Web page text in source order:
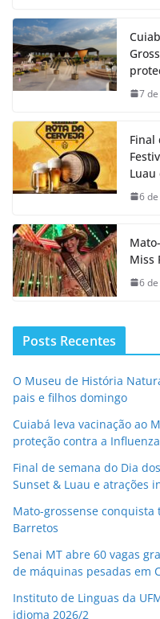
7
Final
Luau
6
Miss
6
Posts Recentes
O Museu de História
pais e filhos domingo
Cuiabá leva vacinação ao
proteção contra a Influenza
Final de semana do Dia
Sunset & Luau e atrações
Mato-grossense
Barretos
Senai MT abre 60 vagas
de máquinas pesadas em
Instituto de Linguas da
idioma 2026/2